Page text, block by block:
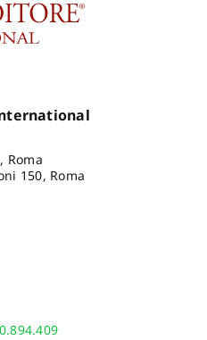
Roma
150, Roma